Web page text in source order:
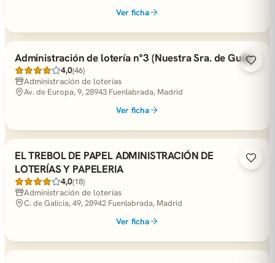
Ver ficha
Administración de lotería n°3 (Nuestra Sra. de Guía)
4,0(46)
Administración de loterías
Av. de Europa, 9, 28943 Fuenlabrada, Madrid
Ver ficha
EL TREBOL DE PAPEL ADMINISTRACIÓN DE
LOTERÍAS Y PAPELERIA
4,0(18)
Administración de loterías
C. de Galicia, 49, 28942 Fuenlabrada, Madrid
Ver ficha